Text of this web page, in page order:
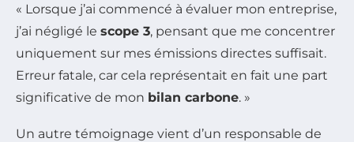
« Lorsque j’ai commencé à évaluer mon entreprise,
j’ai négligé le scope 3, pensant que me concentrer
uniquement sur mes émissions directes suffisait.
Erreur fatale, car cela représentait en fait une part
significative de mon bilan carbone. »
Un autre témoignage vient d’un responsable de